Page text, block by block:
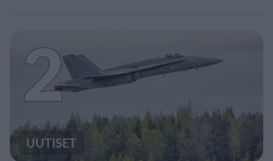
2
UUTISET